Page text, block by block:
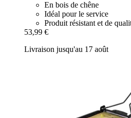
En bois de chêne
Idéal pour le service
Produit résistant et de
53,99 €
Livraison jusqu'au 17 août